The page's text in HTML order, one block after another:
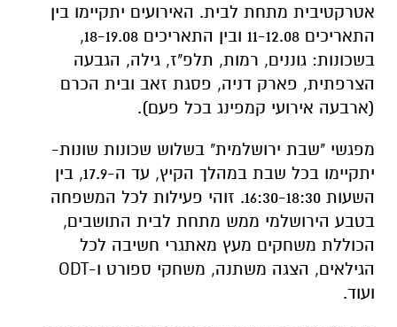
אטרקטיבית מתחת לבית. האירועים יתקיימו בין
התאריכים 11-12.08 ובין התאריכים 18-19.08,
בשכונות: גוננים, רמות, תלפ"ז, גילה, הגבעה
הצרפתית, פארק דניה, פסגת זאב ובית הכרם
(ארבעה אירועי קמפינג בכל פעם).
מפגשי "שבת ירושלמית" בשלוש שכונות שונות-
יתקיימו בכל שבת במהלך הקיץ, עד ה-17.9, בין
השעות 16:30-18:30. זוהי פעילות לכל המשפחה
בטבע הירושלמי ממש מתחת לבית התושבים,
הכוללת משחקים מעץ מאתגרי חשיבה לכל
הגילאים, הצגה משתנה, משחקי ספורט ו-ODT
ועוד.